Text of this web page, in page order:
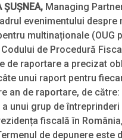
ȘUȘNEA, Managing
evenimentului despre
multinaționale (OUG
de Procedură
de raportare a precizat
unui raport pentru
an de raportare, de
a unui grup de
fiscală în
de depunere este